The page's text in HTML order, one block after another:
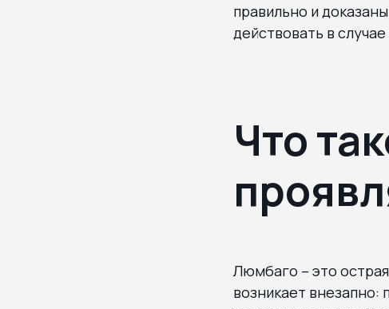
правильно и
действовать в
Что
Люмбаго – это
возникает внезапно: